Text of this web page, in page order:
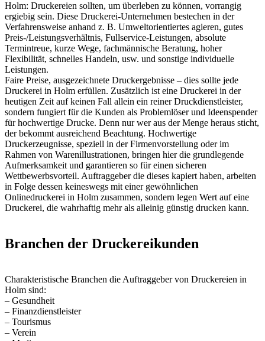
Holm: Druckereien sollten, um überleben zu können, vorrangig
ergiebig sein. Diese Druckerei-Unternehmen bestechen in der
Verfahrensweise anhand z. B. Umweltorientiertes agieren, gutes
Preis-/Leistungsverhältnis, Fullservice-Leistungen, absolute
Termintreue, kurze Wege, fachmännische Beratung, hoher
Flexibilität, schnelles Handeln, usw. und sonstige individuelle
Leistungen.
Faire Preise, ausgezeichnete Druckergebnisse – dies sollte jede
Druckerei in Holm erfüllen. Zusätzlich ist eine Druckerei in der
heutigen Zeit auf keinen Fall allein ein reiner Druckdienstleister,
sondern fungiert für die Kunden als Problemlöser und Ideenspender
für hochwertige Drucke. Denn nur wer aus der Menge heraus sticht,
der bekommt ausreichend Beachtung. Hochwertige
Druckerzeugnisse, speziell in der Firmenvorstellung oder im
Rahmen von Warenillustrationen, bringen hier die grundlegende
Aufmerksamkeit und garantieren so für einen sicheren
Wettbewerbsvorteil. Auftraggeber die dieses kapiert haben, arbeiten
in Folge dessen keineswegs mit einer gewöhnlichen
Onlinedruckerei in Holm zusammen, sondern legen Wert auf eine
Druckerei, die wahrhaftig mehr als alleinig günstig drucken kann.
Branchen der Druckereikunden
Charakteristische Branchen die Auftraggeber von Druckereien in
Holm sind:
– Gesundheit
– Finanzdienstleister
– Tourismus
– Verein